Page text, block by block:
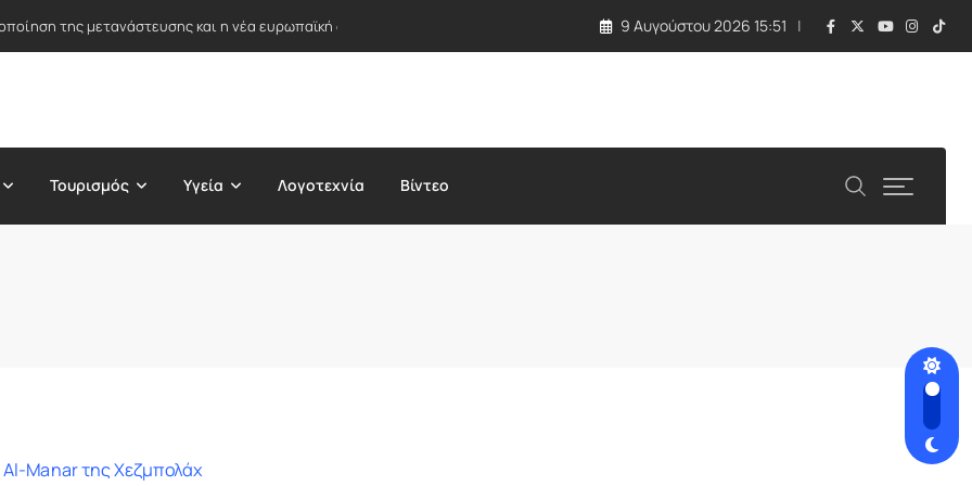
της μετανάστευσης και η νέα ευρωπαϊκή στρατηγική ασύλου 9 Αυγούστου 2026 15:51
Τουρισμός Υγεία Λογοτεχνία Βίντεο